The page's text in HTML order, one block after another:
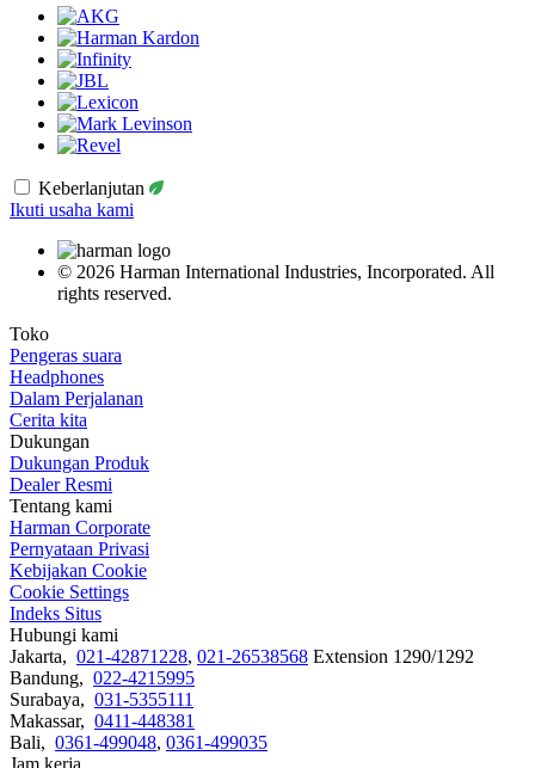
Keberlanjutan
Ikuti usaha kami
© 2026 Harman International Industries, Incorporated. All
rights reserved.
Toko
Pengeras suara
Headphones
Dalam Perjalanan
Cerita kita
Dukungan
Dukungan Produk
Dealer Resmi
Tentang kami
Harman Corporate
Pernyataan Privasi
Kebijakan Cookie
Cookie Settings
Indeks Situs
Hubungi kami
Jakarta, 021-42871228, 021-26538568 Extension 1290/1292
Bandung, 022-4215995
Surabaya, 031-5355111
Makassar, 0411-448381
Bali, 0361-499048, 0361-499035
Jam kerja